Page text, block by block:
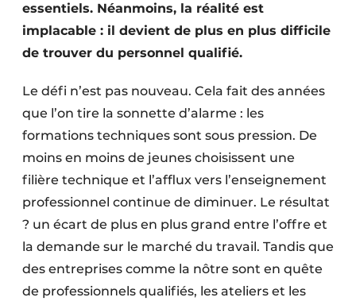
essentiels. Néanmoins, la réalité est
implacable : il devient de plus en plus difficile
de trouver du personnel qualifié.
Le défi n’est pas nouveau. Cela fait des années
que l’on tire la sonnette d’alarme : les
formations techniques sont sous pression. De
moins en moins de jeunes choisissent une
filière technique et l’afflux vers l’enseignement
professionnel continue de diminuer. Le résultat
? un écart de plus en plus grand entre l’offre et
la demande sur le marché du travail. Tandis que
des entreprises comme la nôtre sont en quête
de professionnels qualifiés, les ateliers et les